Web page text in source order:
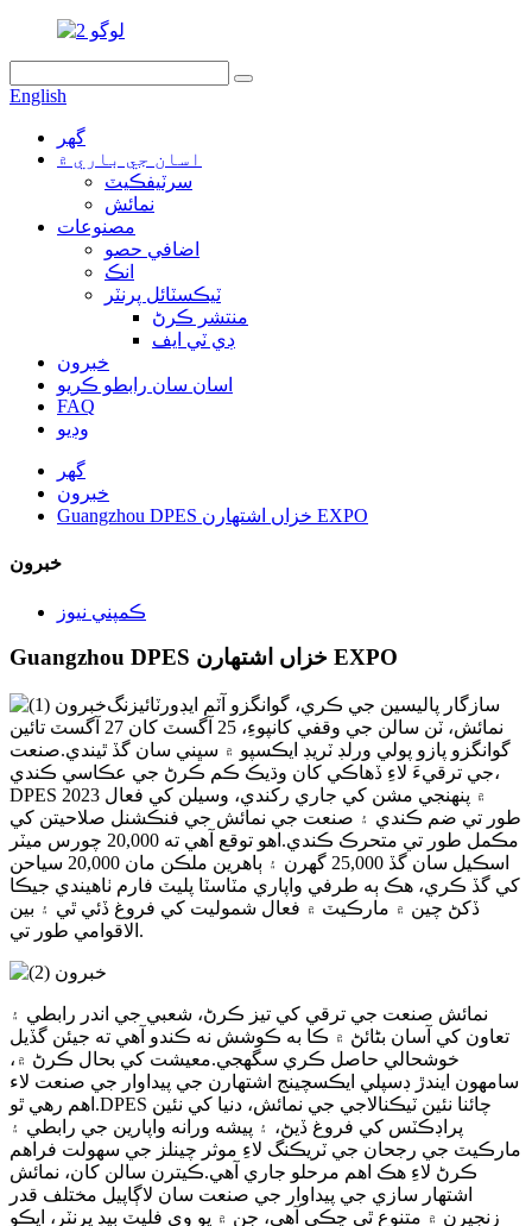
English
گهر
اسان جي باري ۾
سرٽيفڪيٽ
نمائش
مصنوعات
اضافي حصو
انڪ
ٽيڪسٽائل پرنٽر
منتشر ڪرڻ
ڊي ٽي ايف
خبرون
اسان سان رابطو ڪريو
FAQ
وڊيو
گهر
خبرون
Guangzhou DPES خزاں اشتهارن EXPO
خبرون
ڪمپني نيوز
Guangzhou DPES خزاں اشتهارن EXPO
سازگار پاليسين جي ڪري، گوانگزو آٽم ايڊورٽائيزنگ
نمائش، ٽن سالن جي وقفي کانپوءِ، 25 آگسٽ کان 27 آگسٽ تائين
گوانگزو پازو پولي ورلڊ ٽريڊ ايڪسپو ۾ سڀني سان گڏ ٿيندي.صنعت
جي ترقيءَ لاءِ ڏهاڪي کان وڌيڪ ڪم ڪرڻ جي عڪاسي ڪندي،
DPES 2023 ۾ پنهنجي مشن کي جاري رکندي، وسيلن کي فعال
طور تي ضم ڪندي ۽ صنعت جي نمائش جي فنڪشنل صلاحيتن کي
مڪمل طور تي متحرڪ ڪندي.اهو توقع آهي ته 20,000 چورس ميٽر
اسڪيل سان گڏ 25,000 گهرن ۽ ٻاهرين ملڪن مان 20,000 سياحن
کي گڏ ڪري، هڪ ٻه طرفي واپاري مٽاسٽا پليٽ فارم ٺاهيندي جيڪا
ڏکڻ چين ۾ مارڪيٽ ۾ فعال شموليت کي فروغ ڏئي ٿي ۽ بين
الاقوامي طور تي.
نمائش صنعت جي ترقي کي تيز ڪرڻ، شعبي جي اندر رابطي ۽
تعاون کي آسان بڻائڻ ۾ ڪا به ڪوشش نه ڪندو آهي ته جيئن گڏيل
خوشحالي حاصل ڪري سگهجي.معيشت کي بحال ڪرڻ ۾،
سامهون ايندڙ ڊسپلي ايڪسچينج اشتهارن جي پيداوار جي صنعت لاء
اهم رهي ٿو.DPES چائنا نئين ٽيڪنالاجي جي نمائش، دنيا کي نئين
پراڊڪٽس کي فروغ ڏيڻ، ۽ پيشه ورانه واپارين جي رابطي ۽
مارڪيٽ جي رجحان جي ٽريڪنگ لاءِ موثر چينلز جي سهولت فراهم
ڪرڻ لاءِ هڪ اهم مرحلو جاري آهي.ڪيترن سالن کان، نمائش
اشتهار سازي جي پيداوار جي صنعت سان لاڳاپيل مختلف قدر
زنجيرن ۾ متنوع ٿي چڪي آهي، جن ۾ يو وي فليٽ بيڊ پرنٽر، ايڪو